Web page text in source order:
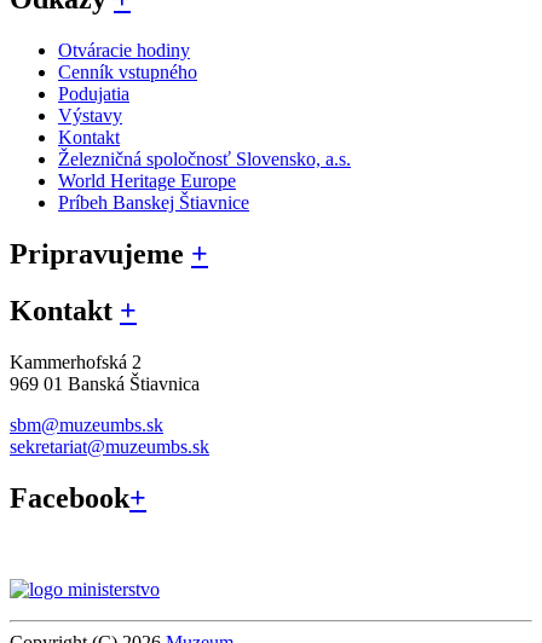
Otváracie hodiny
Cenník vstupného
Podujatia
Výstavy
Kontakt
Železničná spoločnosť Slovensko, a.s.
World Heritage Europe
Príbeh Banskej Štiavnice
Pripravujeme +
Kontakt +
Kammerhofská 2
969 01 Banská Štiavnica
sbm@muzeumbs.sk
sekretariat@muzeumbs.sk
Facebook+